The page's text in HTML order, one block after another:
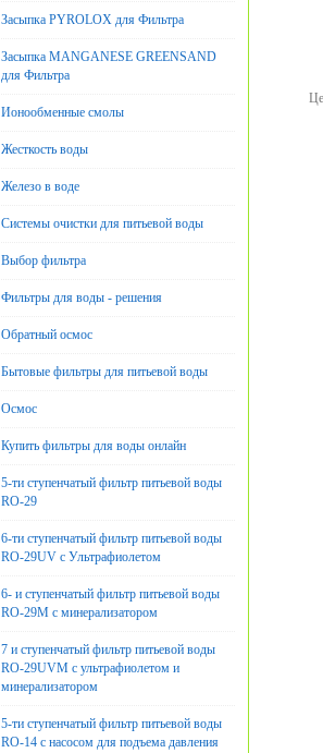
Засыпка PYROLOX для Фильтра
Засыпка MANGANESE GREENSAND
для Фильтра
Ионообменные смолы
Жесткость воды
Железо в воде
Системы очистки для питьевой воды
Выбор фильтра
Фильтры для воды - решения
Обратный осмос
Бытовые фильтры для питьевой воды
Oсмос
Купить фильтры для воды онлайн
5-ти ступенчатый фильтр питьевой воды
RO-29
6-ти ступенчатый фильтр питьевой воды
RO-29UV с Ультрафиолетом
6- и ступенчатый фильтр питьевой воды
RO-29М с минерализатором
7 и ступенчатый фильтр питьевой воды
RO-29UVM с ультрафиолетом и
минерализатором
5-ти ступенчатый фильтр питьевой воды
RO-14 с насосом для подъема давления